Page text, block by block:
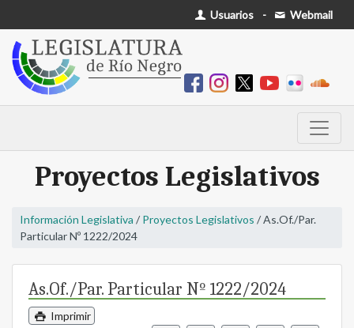
Usuarios - Webmail
Proyectos Legislativos
Información Legislativa / Proyectos Legislativos / As.Of./Par.
Particular Nº 1222/2024
As.Of./Par. Particular Nº 1222/2024
Imprimir